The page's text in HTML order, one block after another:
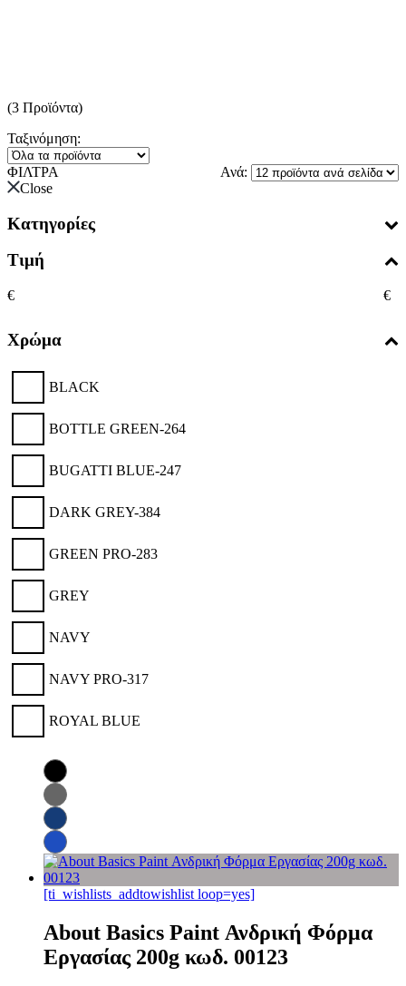
(3 Προϊόντα)
Ταξινόμηση:
Ανά:
ΦΙΛΤΡΑ
Close
Κατηγορίες
Τιμή
€ €
Χρώμα
BLACK
BOTTLE GREEN-264
BUGATTI BLUE-247
DARK GREY-384
GREEN PRO-283
GREY
NAVY
NAVY PRO-317
ROYAL BLUE
[ti_wishlists_addtowishlist loop=yes]
About Basics Paint Ανδρική Φόρμα
Εργασίας 200g κωδ. 00123